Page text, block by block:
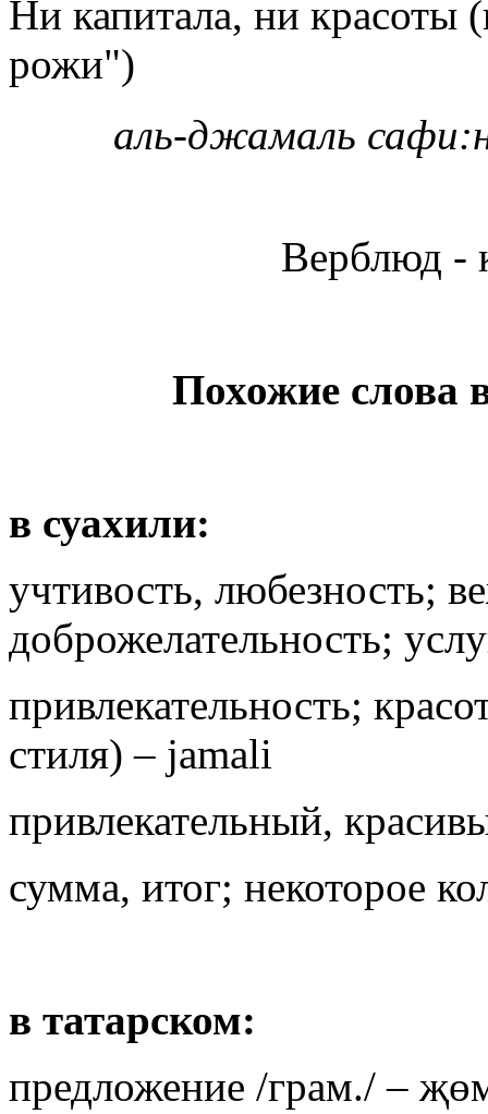
Ни капитала, ни
рожи")
аль-джамаль
Верблюд -
Похожие слова
в суахили:
учтивость, любезность;
доброжелательность;
привлекательность;
стиля) – jamali
привлекательный,
сумма, итог; некоторое
в татарском:
предложение /грам./ –